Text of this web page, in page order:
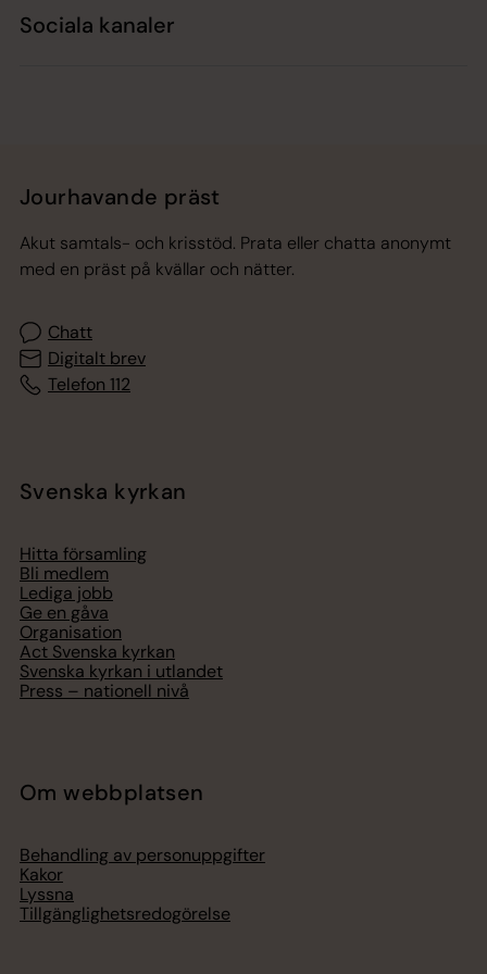
Sociala kanaler
Jourhavande präst
Akut samtals- och krisstöd. Prata eller chatta anonymt
med en präst på kvällar och nätter.
Chatt
Digitalt brev
Telefon 112
Svenska kyrkan
Hitta församling
Bli medlem
Lediga jobb
Ge en gåva
Organisation
Act Svenska kyrkan
Svenska kyrkan i utlandet
Press – nationell nivå
Om webbplatsen
Behandling av personuppgifter
Kakor
Lyssna
Tillgänglighetsredogörelse